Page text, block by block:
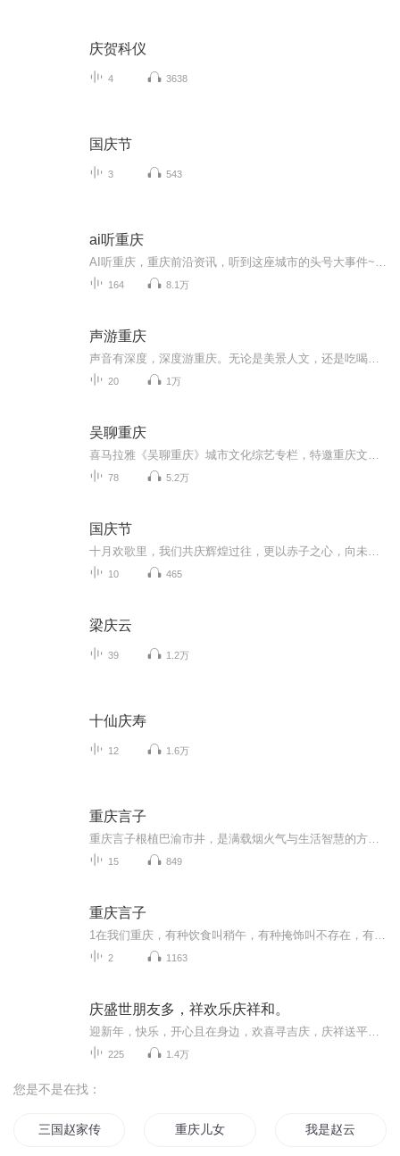
庆贺科仪
4 3638
国庆节
3 543
ai听重庆
164 8.1万
声游重庆
20 1万
吴聊重庆
78 5.2万
国庆节
10 465
梁庆云
39 1.2万
十仙庆寿
12 1.6万
重庆言子
15 849
重庆言子
2 1163
庆盛世朋友多，祥欢乐庆祥和。
225 1.4万
您是不是在找：
三国赵家传 重庆儿女 我是赵云